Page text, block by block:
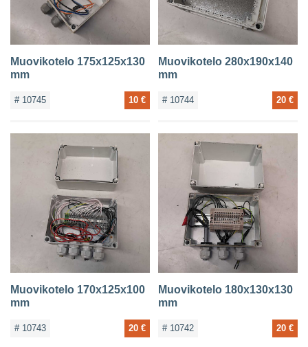
Muovikotelo 175x125x130
mm
# 10745 10 €
Muovikotelo 280x190x140
mm
# 10744 20 €
Muovikotelo 170x125x100
mm
# 10743 20 €
Muovikotelo 180x130x130
mm
# 10742 20 €